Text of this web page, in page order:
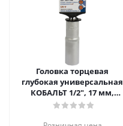
Головка торцевая
глубокая универсальная
КОБАЛЬТ 1/2", 17 мм,
SPLINE Cr-V (1 шт.) подвес